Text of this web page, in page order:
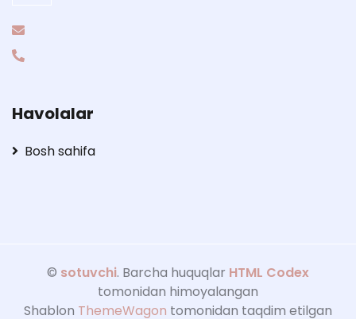
Havolalar
Bosh sahifa
© sotuvchi. Barcha huquqlar HTML Codex
tomonidan himoyalangan
Shablon ThemeWagon tomonidan taqdim etilgan